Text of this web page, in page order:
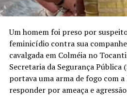
Um homem foi preso por
feminicídio contra sua
cavalgada em Colméia no
Secretaria da Segurança Pública
portava uma arma de fogo com
responder por ameaça e